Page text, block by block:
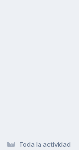
Toda la actividad